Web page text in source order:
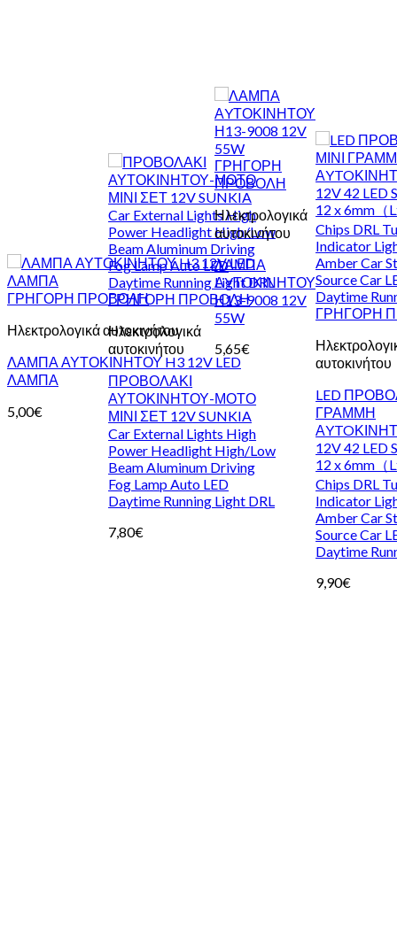
ΓΡΗΓΟΡΗ ΠΡΟΒΟΛΗ
Ηλεκτρολογικά αυτοκινήτου
ΛΑΜΠΑ ΑΥΤΟΚΙΝΗΤΟΥ H3 12V LED
ΛΑΜΠΑ
5,00€
ΓΡΗΓΟΡΗ ΠΡΟΒΟΛΗ
Ηλεκτρολογικά
αυτοκινήτου
ΠΡΟΒΟΛΑΚΙ
ΑΥΤΟΚΙΝΗΤΟΥ-ΜΟΤΟ
ΜΙΝΙ ΣΕΤ 12V SUNKIA
Car External Lights High
Power Headlight High/Low
Beam Aluminum Driving
Fog Lamp Auto LED
Daytime Running Light DRL
7,80€
ΓΡΗΓΟΡΗ
ΠΡΟΒΟΛΗ
Ηλεκτρολογικά
αυτοκινήτου
ΛΑΜΠΑ
ΑYΤΟΚΙΝΗΤΟΥ
Η13-9008 12V
55W
5,65€
ΓΡΗΓΟΡΗ
αυτοκινήτου
LED
ΓΡΑΜΜΗ
12V 42 LED
12 x 6mm（
Chips DRL
Indicator
Amber Car
Source Car
Daytime
9,90€